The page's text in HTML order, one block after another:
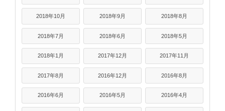
2018年10月 2018年9月 2018年8月
2018年7月 2018年6月 2018年5月
2018年1月 2017年12月 2017年11月
2017年8月 2016年12月 2016年8月
2016年6月 2016年5月 2016年4月